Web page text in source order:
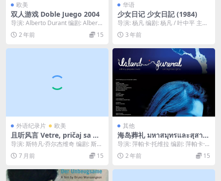
欧美
双人游戏 Doble Juego 2004
导演: Alberto Durant 编剧: Alberto
Durant 主演...
2 年前 15
华语
少女日记 少女日記 (1984)
导演: 杨凡 编剧: 杨凡 / 叶中平 主
演: 邓浩光 / 吴美枝 / 叶倩文 ...
3 年前
外语纪录片 欧美
且听风言 Vetre, pričaj sa m
nom (2025)
导演: 斯特凡·乔尔杰维奇 编剧: 斯特
凡·乔尔杰维奇 主演: Negrica ...
7 月前 15
其他
海岛葬礼 มหาสมุทรและสุสาน
(2015)
导演: 萍帕卡·托维拉 编剧: 萍帕卡·
托维拉 / 孔·李迪 主演: Heen ...
2 年前 15